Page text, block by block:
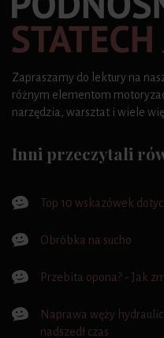
Zapraszamy do lektury na
różnym elementom
narzędzia, warsztat i wiele
Inni przeczytali
Top 10 wskazówek
Obróbka na sucho
Przebita opona? - Jak
Naprawa węży
nadszedł czas